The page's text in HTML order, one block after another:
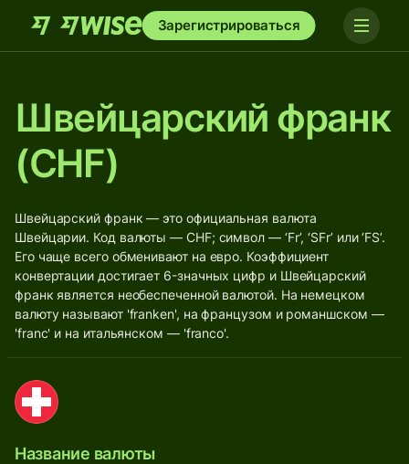
Зарегистрироваться
Швейцарский франк
(CHF)
Швейцарский франк — это официальная валюта
Швейцарии. Код валюты — CHF; символ — ‘Fr’, ‘SFr’ или ‘FS’.
Его чаще всего обменивают на евро. Коэффициент
конвертации достигает 6-значных цифр и Швейцарский
франк является необеспеченной валютой. На немецком
валюту называют 'franken', на французом и романшском —
'franc' и на итальянском — 'franco'.
Название валюты